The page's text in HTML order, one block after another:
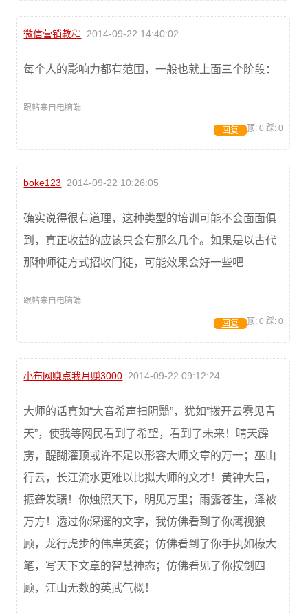
微信营销教程 2014-09-22 14:40:02
每个人的影响力都有范围，一般也就上面三个阶段：
跟帖来自电脑端
顶: 0 踩: 0
回复
boke123 2014-09-22 10:26:05
确实说得很有道理，这种类型的培训可能不会面面俱
到，真正收益的应该只会有那么几个。如果是以古代
那种师徒方式招收门徒，可能效果会好一些吧
跟帖来自电脑端
顶: 0 踩: 0
回复
小布网赚点我月赚3000 2014-09-22 09:12:24
大师的话真如“大音希声扫阴翳”，犹如”拨开云雾见青
天”，使我等网民看到了希望，看到了未来！晴天霹
雳，醍醐灌顶或许不足以形容大师文章的万一；巫山
行云，长江流水更难以比拟大师的文才！黄钟大吕，
振聋发聩！你烛照天下，明见万里；雨露苍生，泽被
万方！透过你深邃的文字，我仿佛看到了你鹰视狼
顾，龙行虎步的伟岸英姿；仿佛看到了你手执如椽大
笔，写天下文章的智慧神态；仿佛看见了你按剑四
顾，江山无数的英武气概！